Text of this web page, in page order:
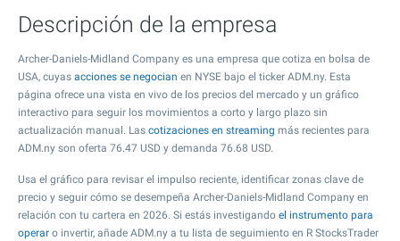
Descripción de la empresa
Archer-Daniels-Midland Company es una empresa que cotiza en bolsa de
USA, cuyas acciones se negocian en NYSE bajo el ticker ADM.ny. Esta
página ofrece una vista en vivo de los precios del mercado y un gráfico
interactivo para seguir los movimientos a corto y largo plazo sin
actualización manual. Las cotizaciones en streaming más recientes para
ADM.ny son oferta 76.47 USD y demanda 76.68 USD.
Usa el gráfico para revisar el impulso reciente, identificar zonas clave de
precio y seguir cómo se desempeña Archer-Daniels-Midland Company en
relación con tu cartera en 2026. Si estás investigando el instrumento para
operar o invertir, añade ADM.ny a tu lista de seguimiento en R StocksTrader